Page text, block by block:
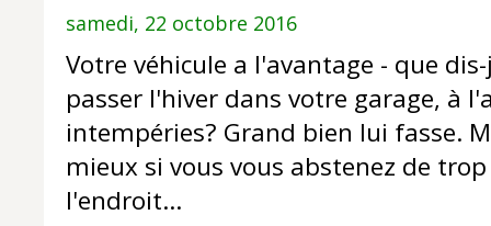
samedi, 22 octobre 2016
Votre véhicule a l'avantage - que
passer l'hiver dans votre garage, à
intempéries? Grand bien lui fasse.
mieux si vous vous abstenez de
l'endroit...